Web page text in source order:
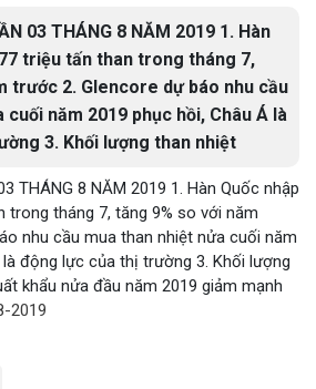
03 THÁNG 8 NĂM 2019 1. Hàn
triệu tấn than trong tháng 7,
trước 2. Glencore dự báo nhu cầu
cuối năm 2019 phục hồi, Châu Á là
3. Khối lượng than nhiệt
THÁNG 8 NĂM 2019 1. Hàn Quốc nhập
trong tháng 7, tăng 9% so với năm
nhu cầu mua than nhiệt nửa cuối năm
động lực của thị trường 3. Khối lượng
khẩu nửa đầu năm 2019 giảm mạnh
2019